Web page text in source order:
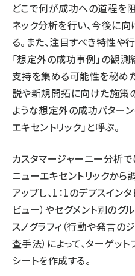
どこで何が成功への道程を
ネック分析を行い、今後に
る。また、注目すべき特性
「想定外の成功事例」の観
支持を集める可能性を秘め
説や新規開拓に向けた施策
ような想定外の成功パター
エキセントリック」と呼ぶ。
カスタマージャーニー分析
ニューエキセントリックか
アップし、1：1のデプスイン
ビュー）やセグメント別のグ
スノグラフィ（行動や発言
査手法）によって、ターゲッ
シートを作成する。